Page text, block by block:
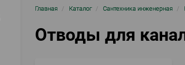
Строка
навигации
Главная / Каталог / Сантехника инженерная /
Отводы для